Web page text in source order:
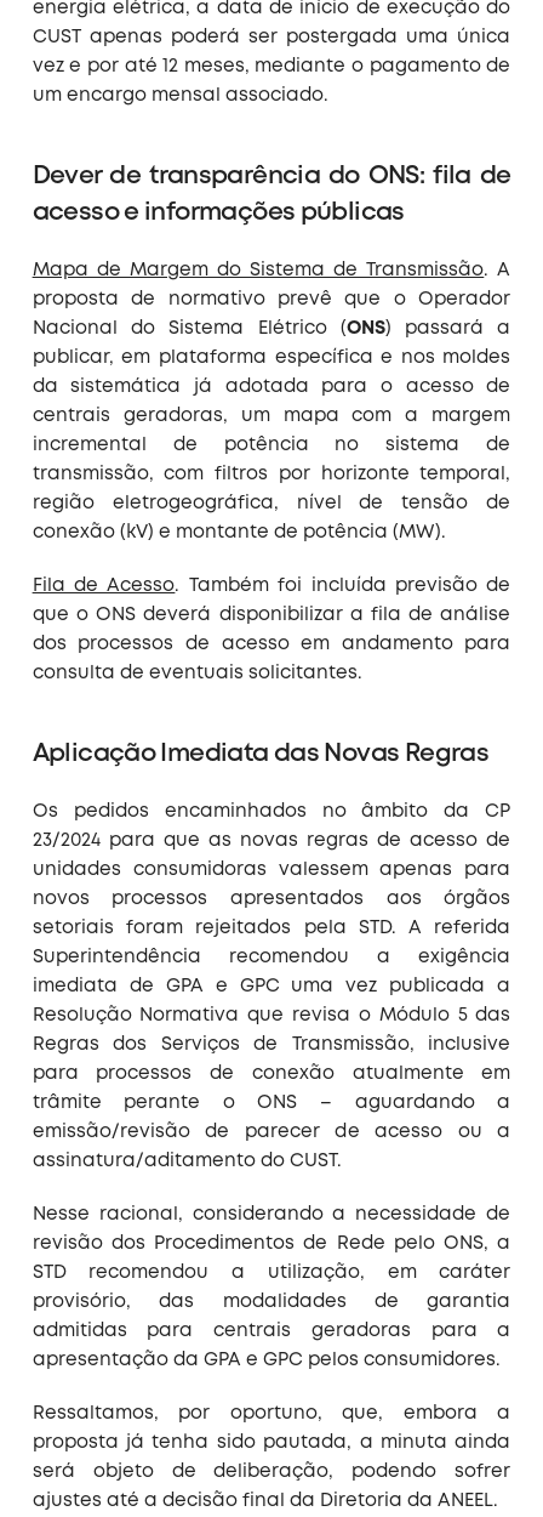
energia elétrica, a data de início de execução do
CUST apenas poderá ser postergada uma única
vez e por até 12 meses, mediante o pagamento de
um encargo mensal associado.
Dever de transparência do ONS: fila de
acesso e informações públicas
Mapa de Margem do Sistema de Transmissão. A
proposta de normativo prevê que o Operador
Nacional do Sistema Elétrico (ONS) passará a
publicar, em plataforma específica e nos moldes
da sistemática já adotada para o acesso de
centrais geradoras, um mapa com a margem
incremental de potência no sistema de
transmissão, com filtros por horizonte temporal,
região eletrogeográfica, nível de tensão de
conexão (kV) e montante de potência (MW).
Fila de Acesso. Também foi incluída previsão de
que o ONS deverá disponibilizar a fila de análise
dos processos de acesso em andamento para
consulta de eventuais solicitantes.
Aplicação Imediata das Novas Regras
Os pedidos encaminhados no âmbito da CP
23/2024 para que as novas regras de acesso de
unidades consumidoras valessem apenas para
novos processos apresentados aos órgãos
setoriais foram rejeitados pela STD. A referida
Superintendência recomendou a exigência
imediata de GPA e GPC uma vez publicada a
Resolução Normativa que revisa o Módulo 5 das
Regras dos Serviços de Transmissão, inclusive
para processos de conexão atualmente em
trâmite perante o ONS – aguardando a
emissão/revisão de parecer de acesso ou a
assinatura/aditamento do CUST.
Nesse racional, considerando a necessidade de
revisão dos Procedimentos de Rede pelo ONS, a
STD recomendou a utilização, em caráter
provisório, das modalidades de garantia
admitidas para centrais geradoras para a
apresentação da GPA e GPC pelos consumidores.
Ressaltamos, por oportuno, que, embora a
proposta já tenha sido pautada, a minuta ainda
será objeto de deliberação, podendo sofrer
ajustes até a decisão final da Diretoria da ANEEL.